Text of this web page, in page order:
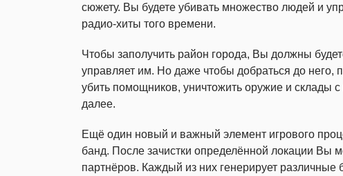
сюжету. Вы будете убивать множество людей и
радио-хиты того времени.
Чтобы заполучить район города, Вы должны
управляет им. Но даже чтобы добраться до него,
убить помощников, уничтожить оружие и склады с
далее.
Ещё один новый и важный элемент игрового
банд. После зачистки определённой локации Вы
партнёров. Каждый из них генерирует различные